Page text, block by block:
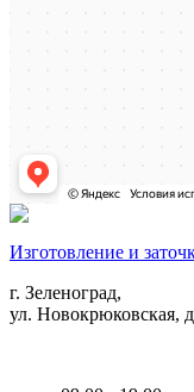
Изготовление и
г. Зеленоград,
ул. Новокрюковская,